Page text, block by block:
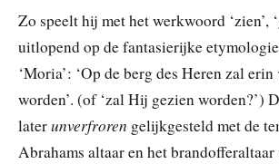
Zo speelt hij met het werkwoord ‘zien’,
uitlopend op de fantasierijke
‘Moria’: ‘Op de berg des Heren zal erin
worden’. (of ‘zal Hij gezien worden?’)
laterunverfroren gelijkgesteld met de
Abrahams altaar en het